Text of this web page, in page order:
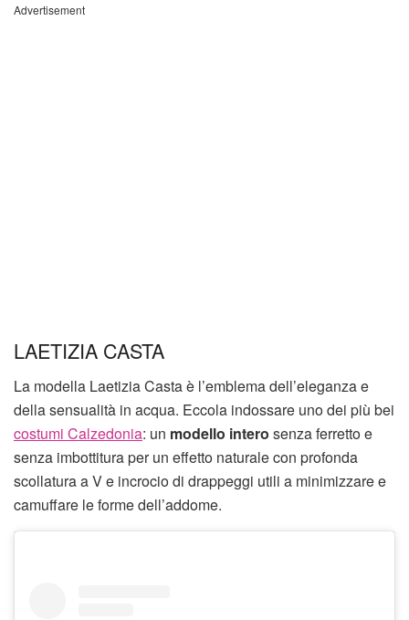
Advertisement
LAETIZIA CASTA
La modella Laetizia Casta è l’emblema dell’eleganza e
della sensualità in acqua. Eccola indossare uno dei più bei
costumi Calzedonia: un modello intero senza ferretto e
senza imbottitura per un effetto naturale con profonda
scollatura a V e incrocio di drappeggi utili a minimizzare e
camuffare le forme dell’addome.